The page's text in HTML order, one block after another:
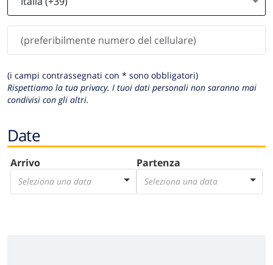
(i campi contrassegnati con * sono obbligatori)
Rispettiamo la tua privacy. I tuoi dati personali non saranno mai
condivisi con gli altri.
Date
Arrivo
Seleziona una data
Partenza
Seleziona una data